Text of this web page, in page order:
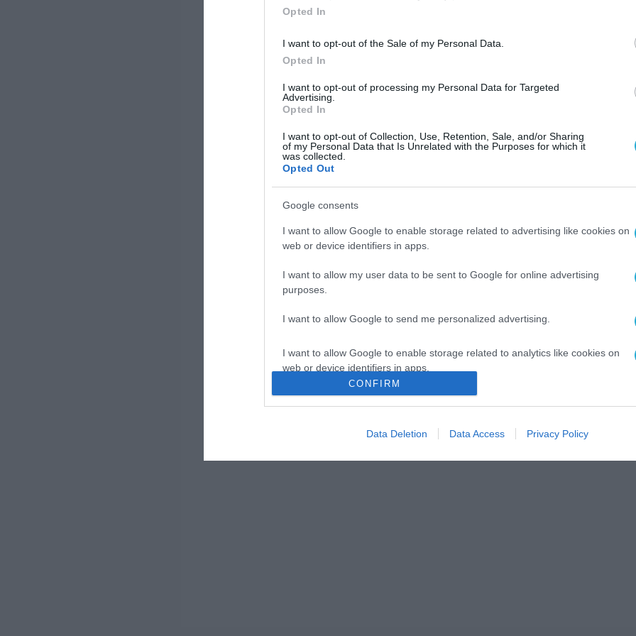
Opted In
I want to opt-out of the Sale of my Personal Data.
Opted In
I want to opt-out of processing my Personal Data for Targeted
Advertising.
Opted In
I want to opt-out of Collection, Use, Retention, Sale, and/or Sharing
of my Personal Data that Is Unrelated with the Purposes for which it
was collected.
Opted Out
Google consents
I want to allow Google to enable storage related to advertising like cookies on
web or device identifiers in apps.
I want to allow my user data to be sent to Google for online advertising
purposes.
I want to allow Google to send me personalized advertising.
I want to allow Google to enable storage related to analytics like cookies on
web or device identifiers in apps.
I want to allow Google to enable storage related to functionality of the website
I want to allow Google to enable storage related to personalization.
CONFIRM
Data Deletion Data Access Privacy Policy